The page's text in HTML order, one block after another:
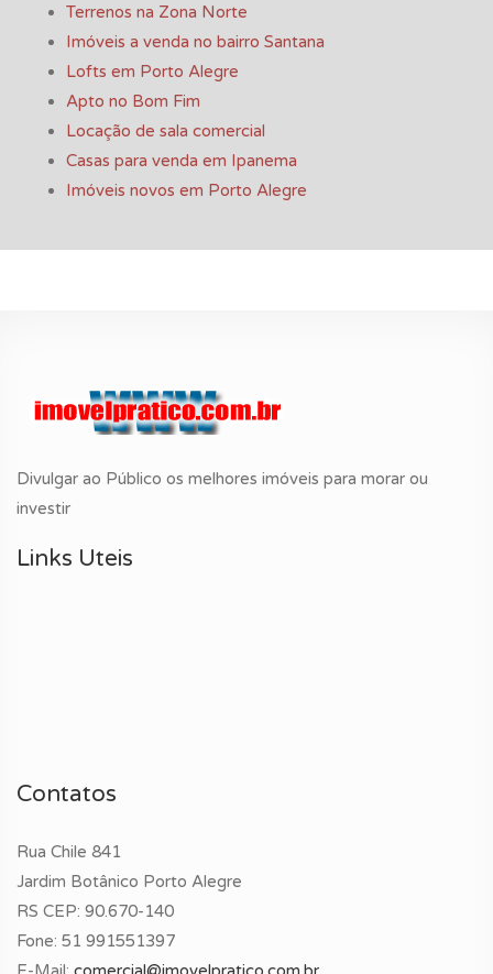
Terrenos na Zona Norte
Imóveis a venda no bairro Santana
Lofts em Porto Alegre
Apto no Bom Fim
Locação de sala comercial
Casas para venda em Ipanema
Imóveis novos em Porto Alegre
Divulgar ao Público os melhores imóveis para morar ou
investir
Links Uteis
Contatos
Rua Chile 841
Jardim Botânico Porto Alegre
RS CEP: 90.670-140
Fone: 51 991551397